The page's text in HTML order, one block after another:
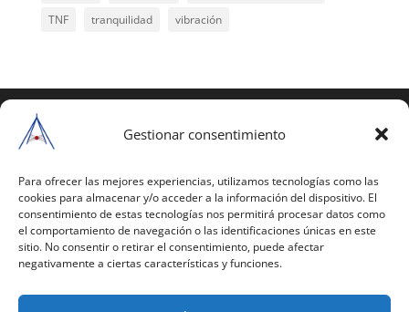
Gestionar consentimiento
Para ofrecer las mejores experiencias, utilizamos tecnologías como las
cookies para almacenar y/o acceder a la información del dispositivo. El
consentimiento de estas tecnologías nos permitirá procesar datos como
el comportamiento de navegación o las identificaciones únicas en este
sitio. No consentir o retirar el consentimiento, puede afectar
negativamente a ciertas características y funciones.
TNF
tranquilidad vibración
reservados
estas páginas o parte de ellas, necesita pedir
autorización por escrito a Mario Gil Sánchez.
Todos los instrumentales están PATENTADOS.
Web inaugurada en 2002 (última actualización en